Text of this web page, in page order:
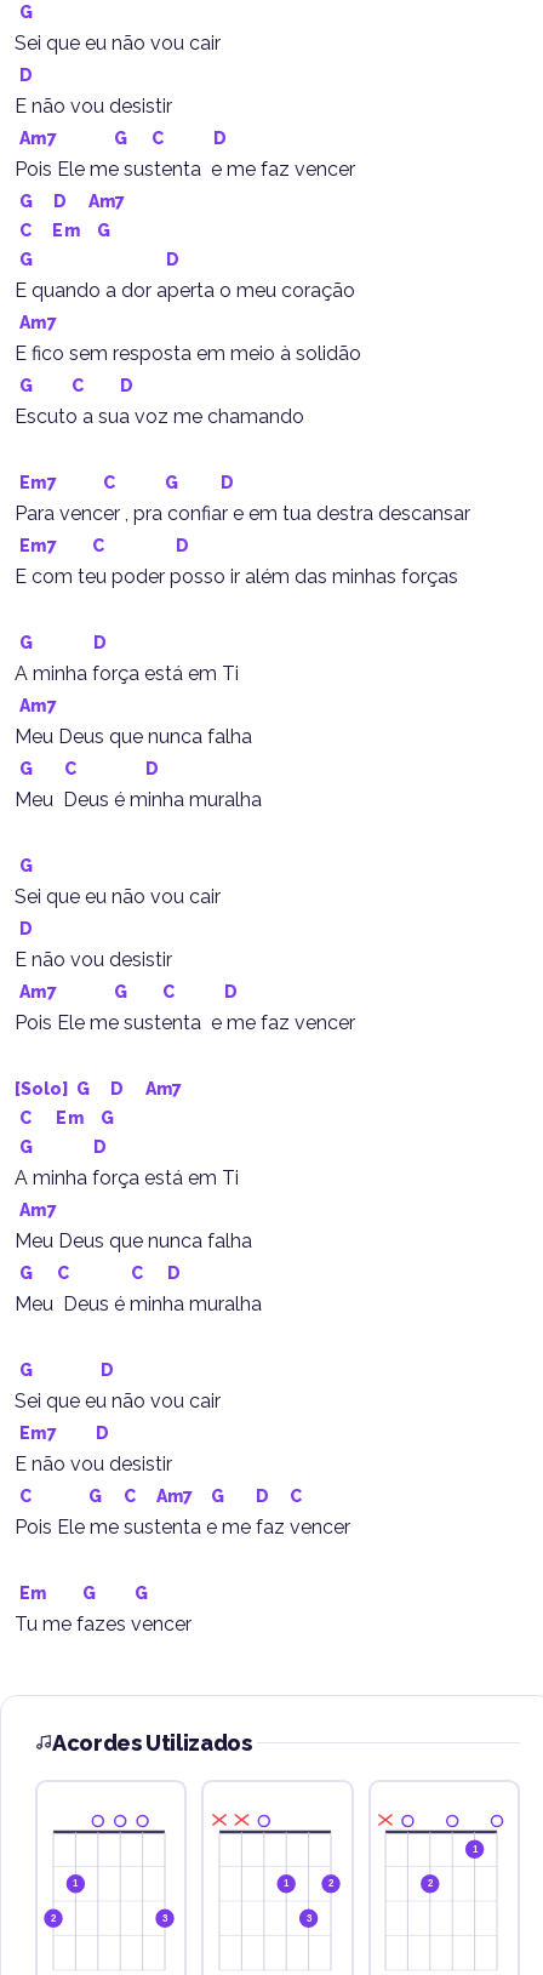
G
Sei que eu não vou cair
D
E não vou desistir
Am7 G C D
Pois Ele me sustenta  e me faz vencer
G D
Am7
C
Em
G
G
D
E quando a dor aperta o meu coração
Am7
E fico sem resposta em meio à solidão
G C D
Escuto a sua voz me chamando
Em7 C G D
Para vencer , pra confiar e em tua destra descansar
Em7 C D
E com teu poder posso ir além das minhas forças
G D
A minha força está em Ti
Am7
Meu Deus que nunca falha
G C D
Meu  Deus é minha muralha
G
Sei que eu não vou cair
D
E não vou desistir
Am7 G C D
Pois Ele me sustenta  e me faz vencer
[Solo] G D
Am7
C
Em
G
G
D
A minha força está em Ti
Am7
Meu Deus que nunca falha
G C C D
Meu  Deus é minha muralha
G D
Sei que eu não vou cair
Em7 D
E não vou desistir
C G C Am7 G D C
Pois Ele me sustenta e me faz vencer
Em G G
Tu me fazes vencer
Acordes Utilizados
2
1
3
1
3
2 2
1